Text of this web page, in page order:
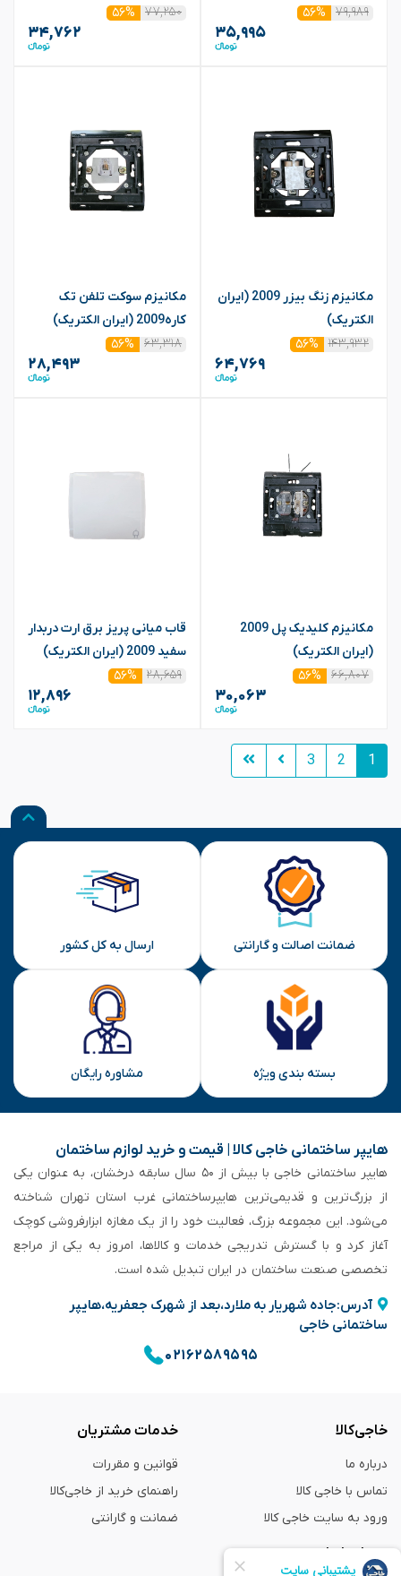
۷۹,۹۸۹
۵۶%
۳۵,۹۹۵
۷۷,۲۵۰
۵۶%
۳۴,۷۶۲
مکانیزم زنگ بیزر 2009 (ایران
الکتریک)
۱۴۳,۹۳۲
۵۶%
۶۴,۷۶۹
مکانیزم سوکت تلفن تک
کاره2009 (ایران الکتریک)
۶۳,۳۱۸
۵۶%
۲۸,۴۹۳
مکانیزم کلیدیک پل 2009
(ایران الکتریک)
۶۶,۸۰۷
۵۶%
۳۰,۰۶۳
قاب میانی پریز برق ارت دربدار
سفید 2009 (ایران الکتریک)
۲۸,۶۵۹
۵۶%
۱۲,۸۹۶
1
2
3
ضمانت اصالت و گارانتی ارسال به کل کشور
بسته بندی ویژه مشاوره رایگان
هایپر ساختمانی خاجی‌ کالا | قیمت و خرید لوازم ساختمان
هایپر ساختمانی خاجی‌ با بیش از ۵۰ سال سابقه‌ درخشان، به عنوان یکی
از بزرگ‌ترین و قدیمی‌ترین هایپرساختمانی‌ غرب استان تهران شناخته
می‌شود. این مجموعه بزرگ، فعالیت خود را از یک مغازه ابزارفروشی کوچک
آغاز کرد و با گسترش تدریجی خدمات و کالاها، امروز به یکی از مراجع
تخصصی صنعت ساختمان در ایران تبدیل شده است.
آدرس:جاده شهریار به ملارد،بعد از شهرک جعفریه،هایپر
ساختمانی خاجی
۰۲۱۶۲۵۸۹۵۹۵
خاجی‌کالا
درباره ما
تماس با خاجی کالا
ورود به سایت خاجی‌ کالا
خدمات مشتریان
قوانین و مقررات
راهنمای خرید از خاجی‌کالا
ضمانت و گارانتی
همراه با ما